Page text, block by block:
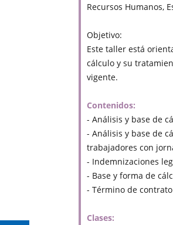
Recursos Humanos,
Objetivo:
Este taller está
cálculo y su
vigente.
Contenidos:
- Análisis y base de
- Análisis y base de
trabajadores con
- Indemnizaciones
- Base y forma de
- Término de
Clases: